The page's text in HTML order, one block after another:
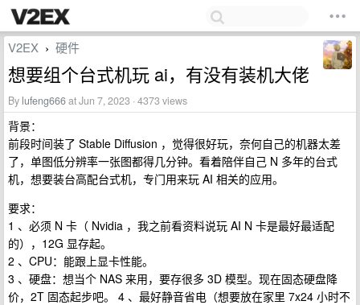
V2EX › 硬件
想要组个台式机玩 ai，有没有装机大佬
By lufeng666at Jun 7, 2023 · 4373 views
背景：
前段时间装了 Stable Diffusion ，觉得很好玩，奈何自己的机器太差
了，单图低分辨率一张图都得几分钟。看着陪伴自己 N 多年的台式
机，想要装台高配台式机，专门用来玩 AI 相关的应用。
要求：
1 、必须 N 卡（ Nvidia ，我之前看资料说玩 AI N 卡是最好最适配
的），12G 显存起。
2 、CPU：能跟上显卡性能。
3 、硬盘：想当个 NAS 来用，要存很多 3D 模型。现在固态硬盘降
价，2T 固态起步吧。 4 、最好静音省电（想要放在家里 7x24 小时不